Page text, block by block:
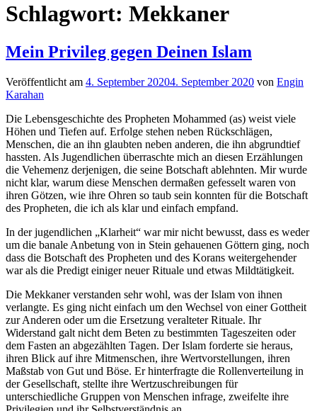
Schlagwort: Mekkaner
Mein Privileg gegen Deinen Islam
Veröffentlicht am 4. September 20204. September 2020 von Engin
Karahan
Die Lebensgeschichte des Propheten Mohammed (as) weist viele
Höhen und Tiefen auf. Erfolge stehen neben Rückschlägen,
Menschen, die an ihn glaubten neben anderen, die ihn abgrundtief
hassten. Als Jugendlichen überraschte mich an diesen Erzählungen
die Vehemenz derjenigen, die seine Botschaft ablehnten. Mir wurde
nicht klar, warum diese Menschen dermaßen gefesselt waren von
ihren Götzen, wie ihre Ohren so taub sein konnten für die Botschaft
des Propheten, die ich als klar und einfach empfand.
In der jugendlichen „Klarheit“ war mir nicht bewusst, dass es weder
um die banale Anbetung von in Stein gehauenen Göttern ging, noch
dass die Botschaft des Propheten und des Korans weitergehender
war als die Predigt einiger neuer Rituale und etwas Mildtätigkeit.
Die Mekkaner verstanden sehr wohl, was der Islam von ihnen
verlangte. Es ging nicht einfach um den Wechsel von einer Gottheit
zur Anderen oder um die Ersetzung veralteter Rituale. Ihr
Widerstand galt nicht dem Beten zu bestimmten Tageszeiten oder
dem Fasten an abgezählten Tagen. Der Islam forderte sie heraus,
ihren Blick auf ihre Mitmenschen, ihre Wertvorstellungen, ihren
Maßstab von Gut und Böse. Er hinterfragte die Rollenverteilung in
der Gesellschaft, stellte ihre Wertzuschreibungen für
unterschiedliche Gruppen von Menschen infrage, zweifelte ihre